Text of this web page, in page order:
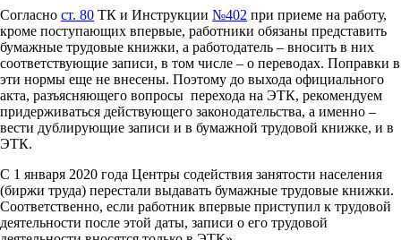
Согласно ст. 80 ТК и Инструкции №402 при приеме на работу,
кроме поступающих впервые, работники обязаны представить
бумажные трудовые книжки, а работодатель – вносить в них
соответствующие записи, в том числе – о переводах. Поправки в
эти нормы еще не внесены. Поэтому до выхода официального
акта, разъясняющего вопросы перехода на ЭТК, рекомендуем
придерживаться действующего законодательства, а именно –
вести дублирующие записи и в бумажной трудовой книжке, и в
ЭТК.
С 1 января 2020 года Центры содействия занятости населения
(биржи труда) перестали выдавать бумажные трудовые книжки.
Соответственно, если работник впервые приступил к трудовой
деятельности после этой даты, записи о его трудовой